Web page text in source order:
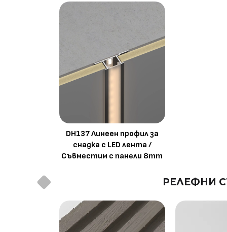
DH137 Линеен профил за
снадка с LED лента /
Съвместим с панели 8mm
РЕЛЕФНИ